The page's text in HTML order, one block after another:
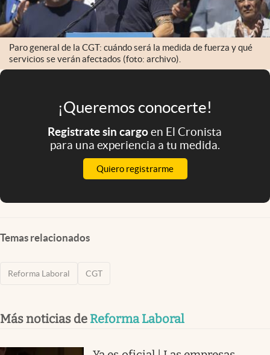
Paro general de la CGT: cuándo será la medida de fuerza y qué
servicios se verán afectados (foto: archivo).
¡Queremos conocerte!
Registrate sin cargoen El Cronista
para una experiencia a tu medida.
Quiero registrarme
Temas relacionados
Reforma Laboral CGT
Más noticias de Reforma Laboral